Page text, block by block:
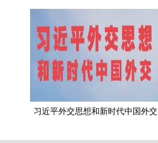
习近平外交思想和新时代中国外交